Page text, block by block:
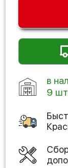
в
9